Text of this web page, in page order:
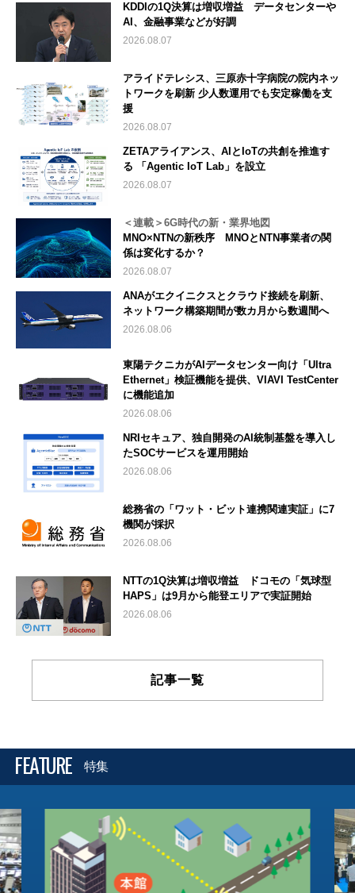
KDDIの1Q決算は増収増益 データセンターや
AI、金融事業などが好調
2026.08.07
アライドテレシス、三原赤十字病院の院内ネッ
トワークを刷新 少人数運用でも安定稼働を支
援
2026.08.07
ZETAアライアンス、AIとIoTの共創を推進す
る 「Agentic IoT Lab」を設立
2026.08.07
＜連載＞6G時代の新・業界地図
MNO×NTNの新秩序 MNOとNTN事業者の関
係は変化するか？
2026.08.07
ANAがエクイニクスとクラウド接続を刷新、
ネットワーク構築期間が数カ月から数週間へ
2026.08.06
東陽テクニカがAIデータセンター向け「Ultra
Ethernet」検証機能を提供、VIAVI TestCenter
に機能追加
2026.08.06
NRIセキュア、独自開発のAI統制基盤を導入し
たSOCサービスを運用開始
2026.08.06
総務省の「ワット・ビット連携関連実証」に7
機関が採択
2026.08.06
NTTの1Q決算は増収増益 ドコモの「気球型
HAPS」は9月から能登エリアで実証開始
2026.08.06
記事一覧
FEATURE 特集